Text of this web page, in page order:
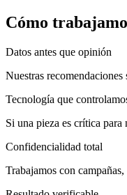
Cómo
Datos antes que opinión
Nuestras
Tecnología que
Si una pieza es crítica
Confidencialidad total
Trabajamos con